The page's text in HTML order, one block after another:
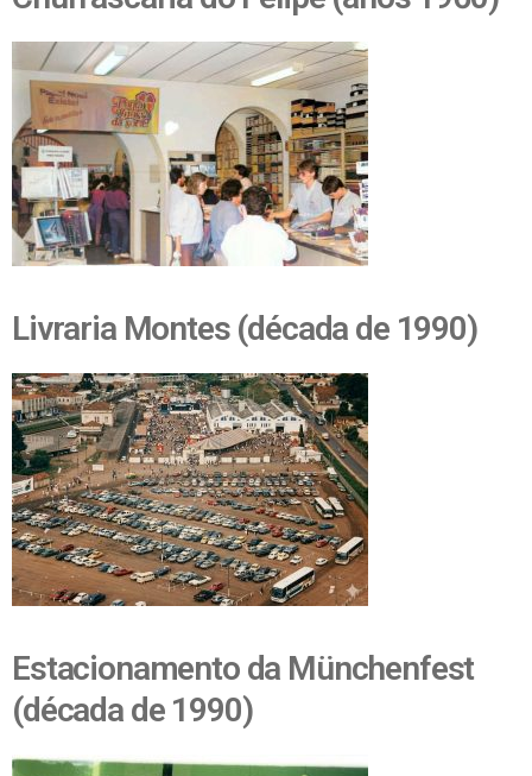
Livraria Montes (década de 1990)
Estacionamento da Münchenfest
(década de 1990)